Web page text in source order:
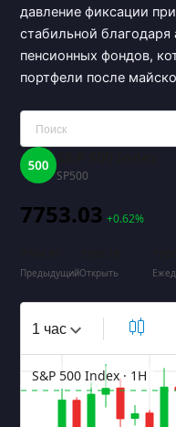
давление фиксации
стабильной
пенсионных фондов,
портфели после